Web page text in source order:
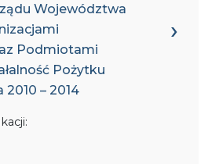
Województwa
Podmiotami
Pożytku
– 2014